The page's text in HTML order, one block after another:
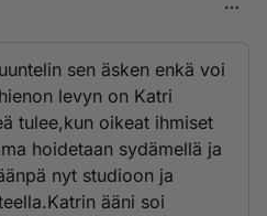
sen äsken enkä voi
levyn on Katri
tulee,kun oikeat ihmiset
hoidetaan sydämellä ja
nyt studioon ja
ääni soi